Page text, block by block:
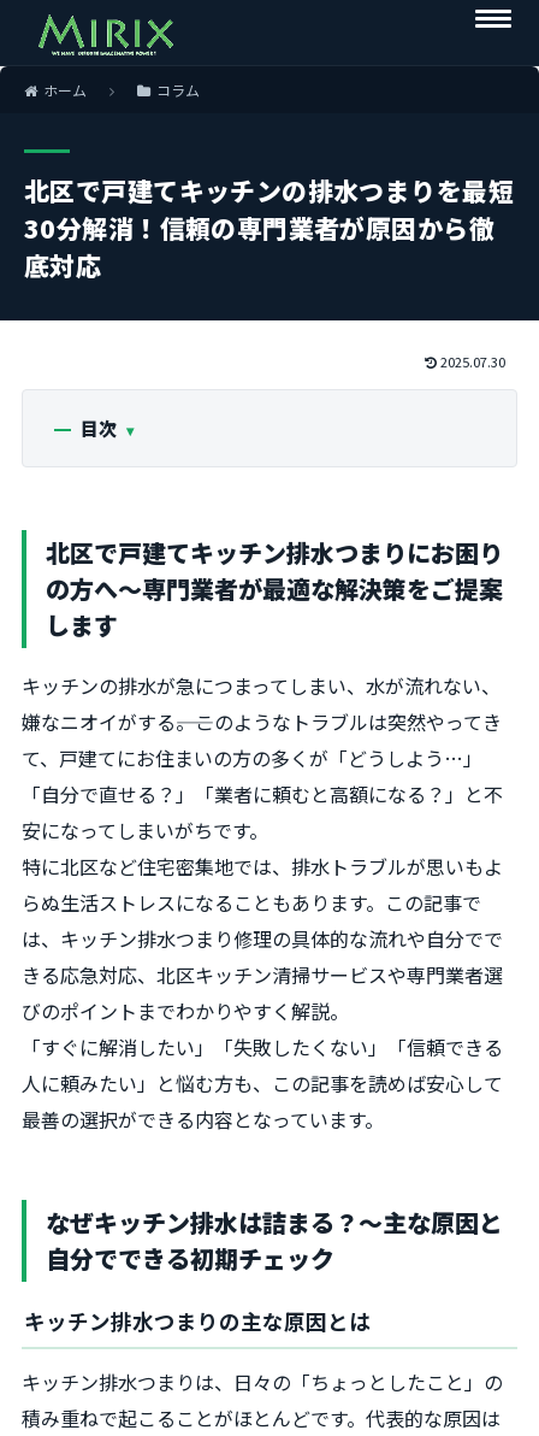
ホーム コラム
北区で戸建てキッチンの排水つまりを最短
30分解消！信頼の専門業者が原因から徹
底対応
2025.07.30
目次
北区で戸建てキッチン排水つまりにお困り
の方へ～専門業者が最適な解決策をご提案
します
キッチンの排水が急につまってしまい、水が流れない、
嫌なニオイがする――。このようなトラブルは突然やってき
て、戸建てにお住まいの方の多くが「どうしよう…」
「自分で直せる？」「業者に頼むと高額になる？」と不
安になってしまいがちです。
特に北区など住宅密集地では、排水トラブルが思いもよ
らぬ生活ストレスになることもあります。この記事で
は、キッチン排水つまり修理の具体的な流れや自分でで
きる応急対応、北区キッチン清掃サービスや専門業者選
びのポイントまでわかりやすく解説。
「すぐに解消したい」「失敗したくない」「信頼できる
人に頼みたい」と悩む方も、この記事を読めば安心して
最善の選択ができる内容となっています。
なぜキッチン排水は詰まる？～主な原因と
自分でできる初期チェック
キッチン排水つまりの主な原因とは
キッチン排水つまりは、日々の「ちょっとしたこと」の
積み重ねで起こることがほとんどです。代表的な原因は